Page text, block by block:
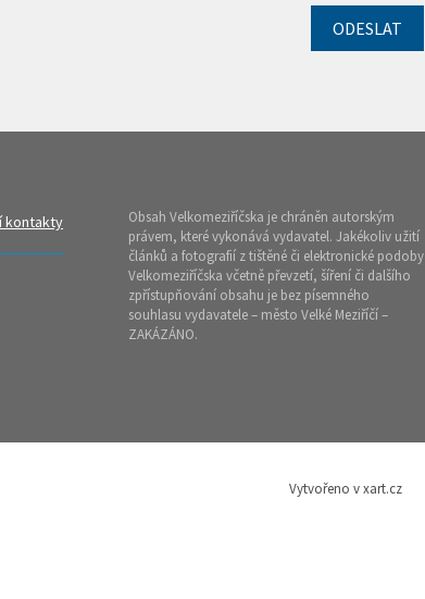
kontakty
Obsah Velkomeziříčska je chráněn autorským
právem, které vykonává vydavatel. Jakékoliv užití
článků a fotografií z tištěné či elektronické podoby
Velkomeziříčska včetně převzetí, šíření či dalšího
zpřístupňování obsahu je bez písemného
souhlasu vydavatele – město Velké Meziříčí –
ZAKÁZÁNO.
Vytvořeno v xart.cz